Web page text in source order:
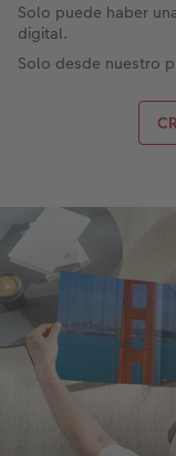
Solo puede haber
digital.
Solo desde nuestro